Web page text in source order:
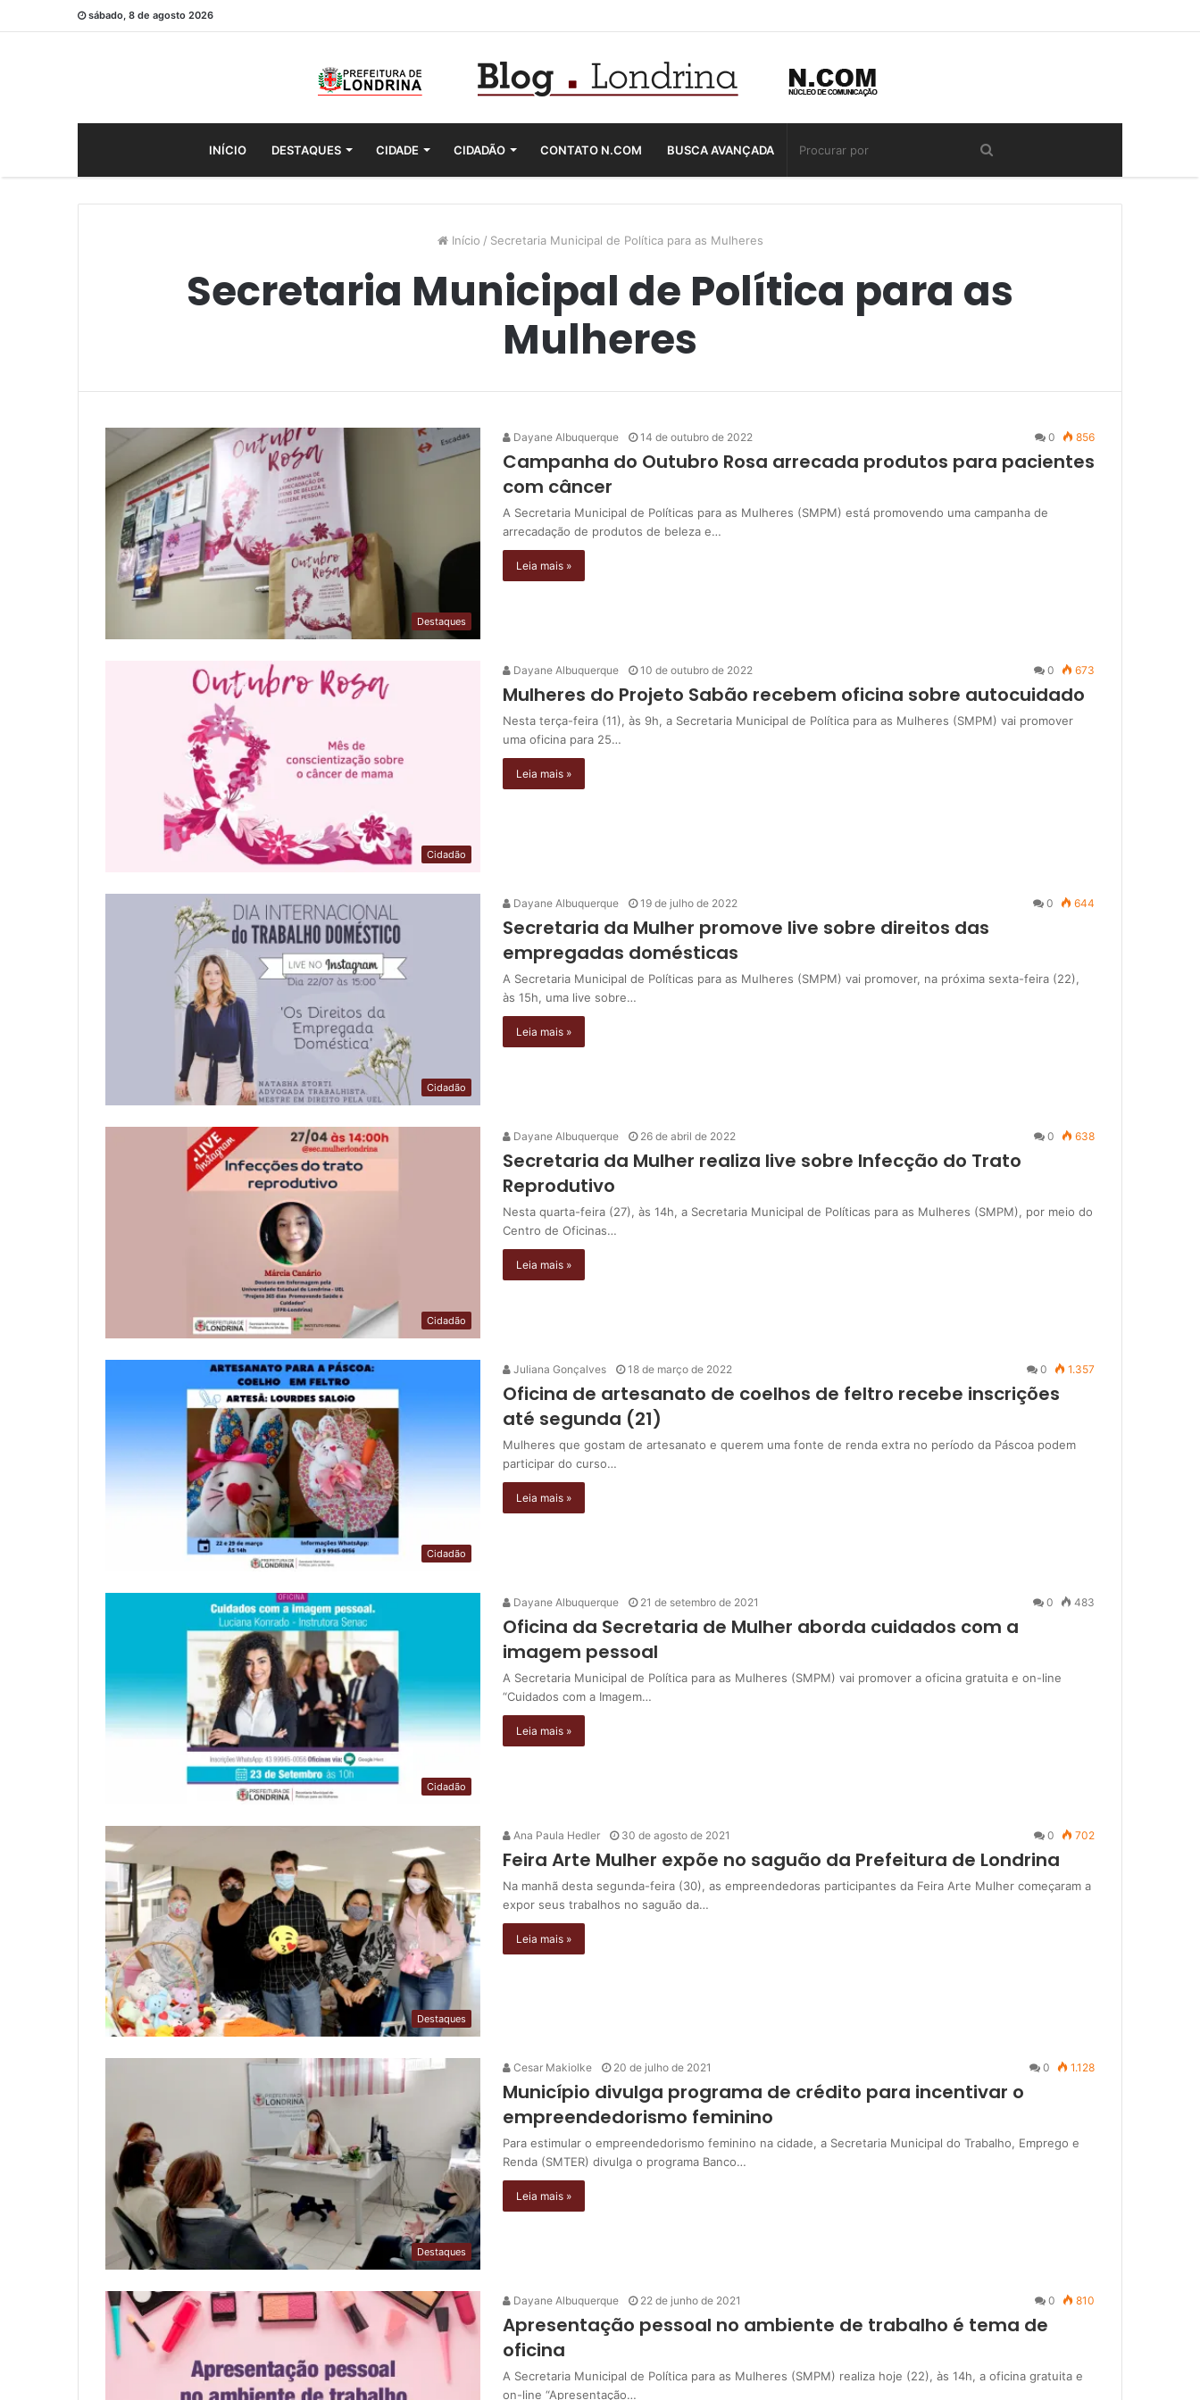
sábado, 8 de agosto 2026
INÍCIO DESTAQUES CIDADE CIDADÃO CONTATO N.COM BUSCA AVANÇADA
Início / Secretaria Municipal de Política para as Mulheres
Secretaria Municipal de Política para as
Mulheres
Destaques
Dayane Albuquerque 14 de outubro de 2022 0 856
Campanha do Outubro Rosa arrecada produtos para pacientes
com câncer
A Secretaria Municipal de Políticas para as Mulheres (SMPM) está promovendo uma campanha de
arrecadação de produtos de beleza e…
Leia mais »
Cidadão
Dayane Albuquerque 10 de outubro de 2022 0 673
Mulheres do Projeto Sabão recebem oficina sobre autocuidado
Nesta terça-feira (11), às 9h, a Secretaria Municipal de Política para as Mulheres (SMPM) vai promover
uma oficina para 25…
Leia mais »
Cidadão
Dayane Albuquerque 19 de julho de 2022 0 644
Secretaria da Mulher promove live sobre direitos das
empregadas domésticas
A Secretaria Municipal de Políticas para as Mulheres (SMPM) vai promover, na próxima sexta-feira (22),
às 15h, uma live sobre…
Leia mais »
Cidadão
Dayane Albuquerque 26 de abril de 2022 0 638
Secretaria da Mulher realiza live sobre Infecção do Trato
Reprodutivo
Nesta quarta-feira (27), às 14h, a Secretaria Municipal de Políticas para as Mulheres (SMPM), por meio do
Centro de Oficinas…
Leia mais »
Cidadão
Juliana Gonçalves 18 de março de 2022 0 1.357
Oficina de artesanato de coelhos de feltro recebe inscrições
até segunda (21)
Mulheres que gostam de artesanato e querem uma fonte de renda extra no período da Páscoa podem
participar do curso…
Leia mais »
Cidadão
Dayane Albuquerque 21 de setembro de 2021 0 483
Oficina da Secretaria de Mulher aborda cuidados com a
imagem pessoal
A Secretaria Municipal de Política para as Mulheres (SMPM) vai promover a oficina gratuita e on-line
“Cuidados com a Imagem…
Leia mais »
Destaques
Ana Paula Hedler 30 de agosto de 2021 0 702
Feira Arte Mulher expõe no saguão da Prefeitura de Londrina
Na manhã desta segunda-feira (30), as empreendedoras participantes da Feira Arte Mulher começaram a
expor seus trabalhos no saguão da…
Leia mais »
Destaques
Cesar Makiolke 20 de julho de 2021 0 1.128
Município divulga programa de crédito para incentivar o
empreendedorismo feminino
Para estimular o empreendedorismo feminino na cidade, a Secretaria Municipal do Trabalho, Emprego e
Renda (SMTER) divulga o programa Banco…
Leia mais »
Dayane Albuquerque 22 de junho de 2021 0 810
Apresentação pessoal no ambiente de trabalho é tema de
oficina
A Secretaria Municipal de Política para as Mulheres (SMPM) realiza hoje (22), às 14h, a oficina gratuita e
on-line “Apresentação…